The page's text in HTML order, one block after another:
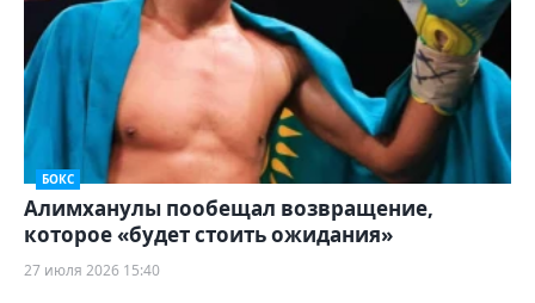
БОКС
Алимханулы пообещал возвращение,
которое «будет стоить ожидания»
27 июля 2026 15:40